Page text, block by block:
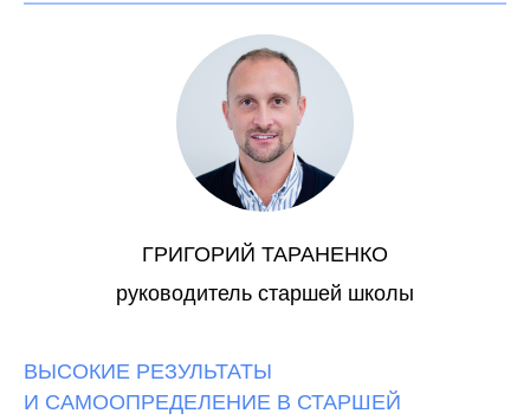
ГРИГОРИЙ ТАРАНЕНКО
руководитель старшей школы
ВЫСОКИЕ РЕЗУЛЬТАТЫ
И САМООПРЕДЕЛЕНИЕ В СТАРШЕЙ